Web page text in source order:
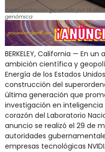
Representación generada por IA del
genómica
BERKELEY, California — En
ambición científica y
Energía de los Estados
construcción del
última generación que
investigación en
corazón del Laboratorio
anuncio se realizó el 29 de
autoridades
empresas tecnológicas